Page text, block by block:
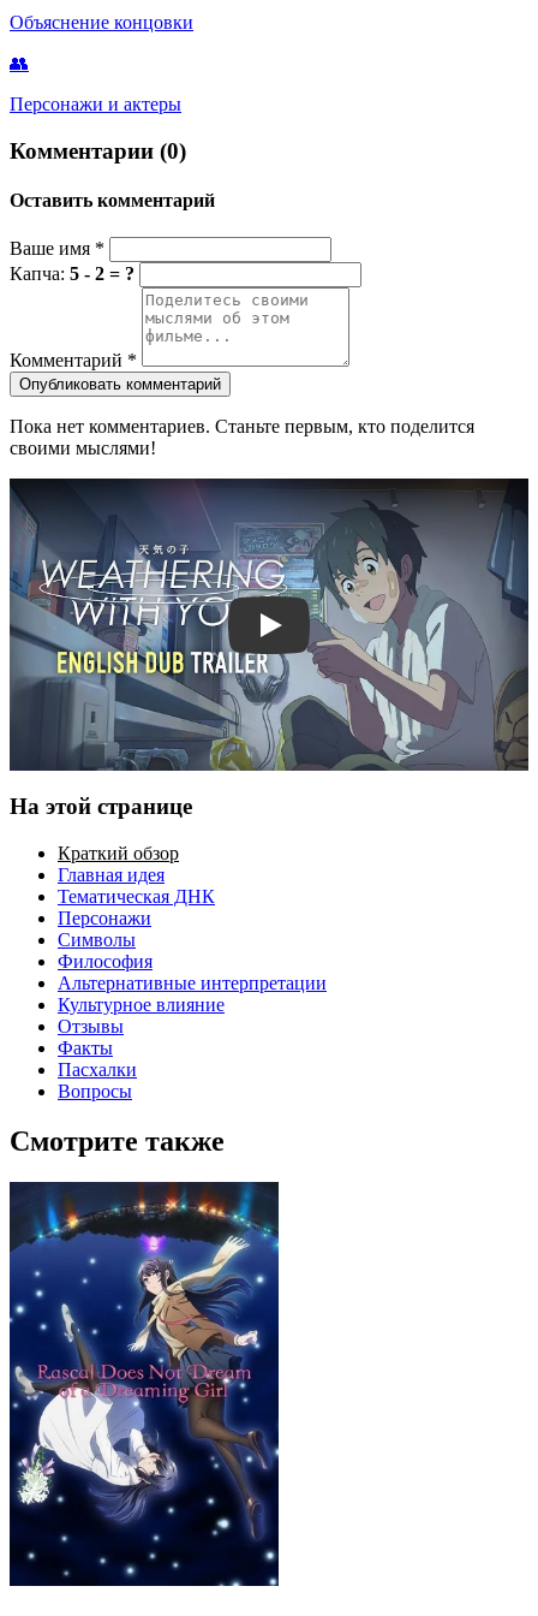
Объяснение концовки
👥
Персонажи и актеры
Комментарии (0)
Оставить комментарий
Ваше имя *
Капча: 5 - 2 = ?
Комментарий *
Опубликовать комментарий
Пока нет комментариев. Станьте первым, кто поделится
своими мыслями!
Смотреть трейлер
На этой странице
Краткий обзор
Главная идея
Тематическая ДНК
Персонажи
Символы
Философия
Альтернативные интерпретации
Культурное влияние
Отзывы
Факты
Пасхалки
Вопросы
Смотрите также